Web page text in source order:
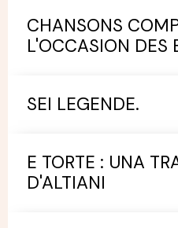
CHANSONS
L'OCCASION DES
SEI LEGENDE.
E TORTE : UNA
D'ALTIANI